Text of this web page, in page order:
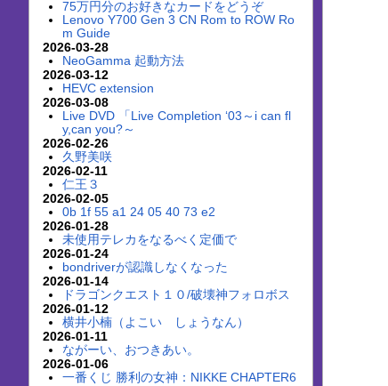
75万円分のお好きなカードをどうぞ
Lenovo Y700 Gen 3 CN Rom to ROW Ro
m Guide
2026-03-28
NeoGamma 起動方法
2026-03-12
HEVC extension
2026-03-08
Live DVD 「Live Completion ‘03～i can fl
y,can you?～
2026-02-26
久野美咲
2026-02-11
仁王３
2026-02-05
0b 1f 55 a1 24 05 40 73 e2
2026-01-28
未使用テレカをなるべく定価で
2026-01-24
bondriverが認識しなくなった
2026-01-14
ドラゴンクエスト１０/破壊神フォロボス
2026-01-12
横井小楠（よこい しょうなん）
2026-01-11
ながーい、おつきあい。
2026-01-06
一番くじ 勝利の女神：NIKKE CHAPTER6